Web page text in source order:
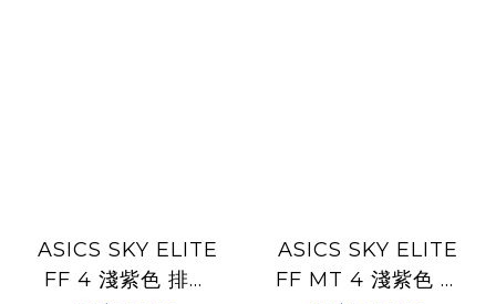
ASICS SKY ELITE
FF 4 淺紫色 排球
ASICS SKY ELITE
FF MT 4 淺紫色 排